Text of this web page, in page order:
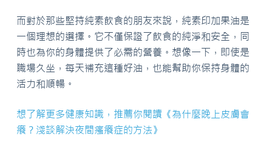
而對於那些堅持純素飲食的朋友來說，純素印加果油是
一個理想的選擇。它不僅保證了飲食的純淨和安全，同
時也為你的身體提供了必需的營養。想像一下，即使是
職場久坐，每天補充這種好油，也能幫助你保持身體的
活力和順暢。
想了解更多健康知識，推薦你閱讀《為什麼晚上皮膚會
癢？淺談解決夜間瘙癢症的方法》